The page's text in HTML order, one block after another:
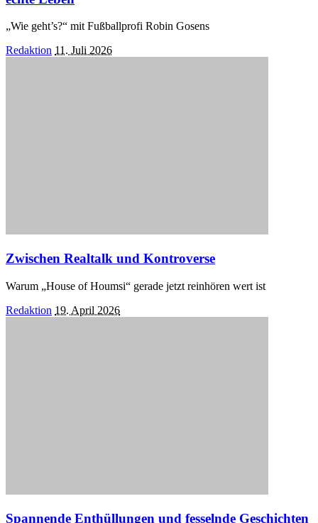
„Wie geht’s?“ mit Fußballprofi Robin Gosens
Posted
Redaktion 11. Juli 2026
Zwischen Realtalk und Kontroverse
Warum „House of Houmsi“ gerade jetzt reinhören wert ist
Posted
Redaktion 19. April 2026
Spannende Enthüllungen und fesselnde Geschichten